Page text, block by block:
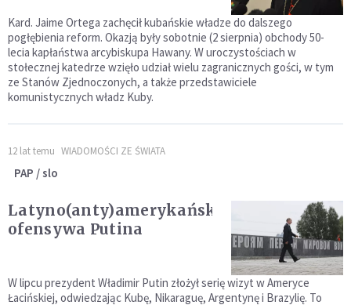
Kard. Jaime Ortega zachęcił kubańskie władze do dalszego
pogłębienia reform. Okazją były sobotnie (2 sierpnia) obchody 50-
lecia kapłaństwa arcybiskupa Hawany. W uroczystościach w
stołecznej katedrze wzięło udział wielu zagranicznych gości, w tym
ze Stanów Zjednoczonych, a także przedstawiciele
komunistycznych władz Kuby.
12 lat temu WIADOMOŚCI ZE ŚWIATA
PAP / slo
Latyno(anty)amerykańska
ofensywa Putina
W lipcu prezydent Władimir Putin złożył serię wizyt w Ameryce
Łacińskiej, odwiedzając Kubę, Nikaraguę, Argentynę i Brazylię. To